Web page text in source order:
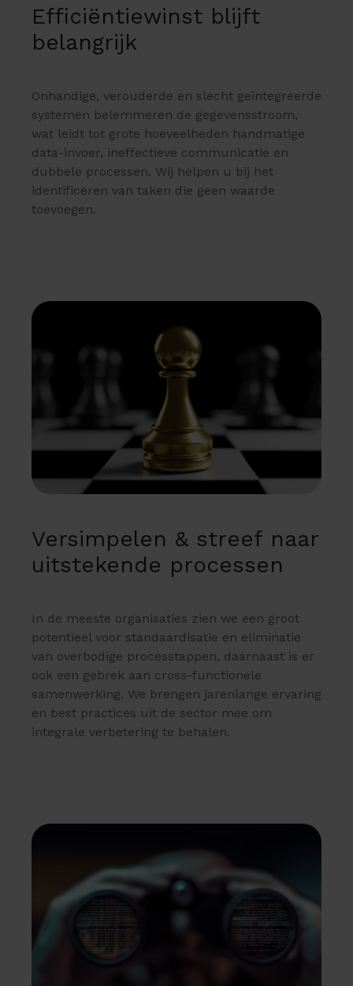
Efficiëntiewinst blijft
belangrijk
Onhandige, verouderde en slecht geïntegreerde
systemen belemmeren de gegevensstroom,
wat leidt tot grote hoeveelheden handmatige
data-invoer, ineffectieve communicatie en
dubbele processen. Wij helpen u bij het
identificeren van taken die geen waarde
toevoegen.
Versimpelen & streef naar
uitstekende processen
In de meeste organisaties zien we een groot
potentieel voor standaardisatie en eliminatie
van overbodige processtappen, daarnaast is er
ook een gebrek aan cross-functionele
samenwerking. We brengen jarenlange ervaring
en best practices uit de sector mee om
integrale verbetering te behalen.